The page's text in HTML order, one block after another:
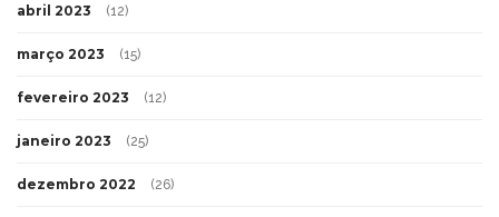
abril 2023 (12)
março 2023 (15)
fevereiro 2023 (12)
janeiro 2023 (25)
dezembro 2022 (26)